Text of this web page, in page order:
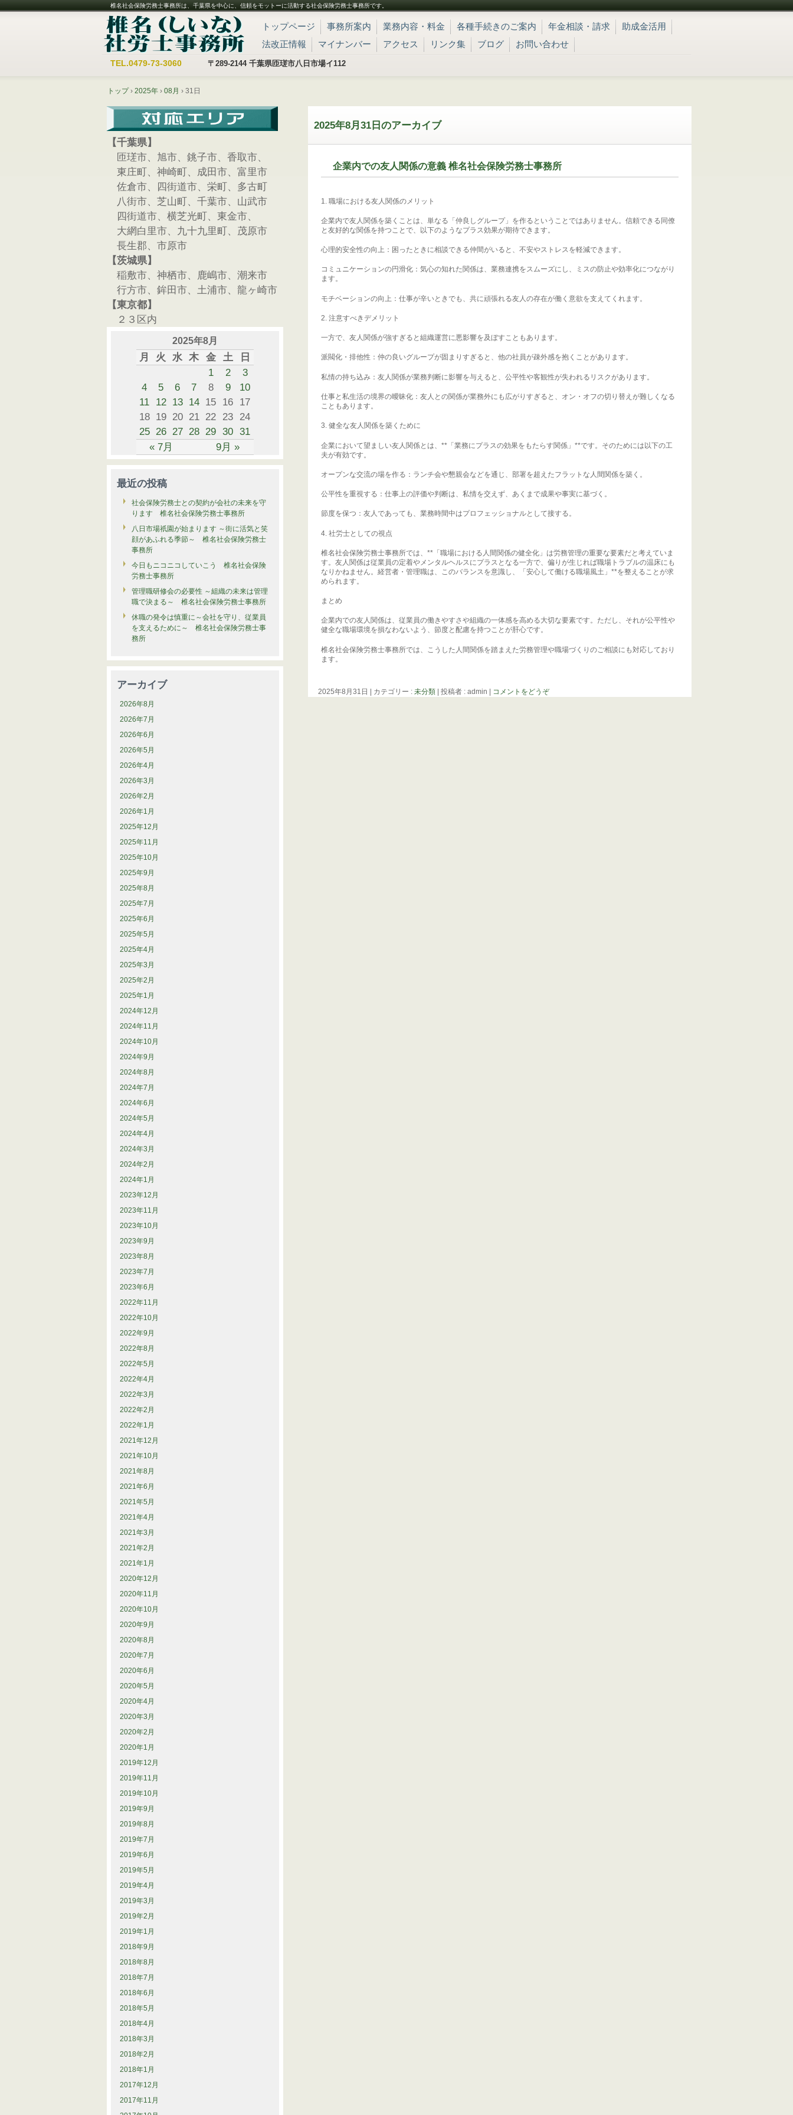
椎名社会保険労務士事務所は、千葉県を中心に、信頼をモットーに活動する社会保険労務士事務所です。
TEL.0479-73-3060 〒289-2144 千葉県匝瑳市八日市場イ112
トップページ 事務所案内 業務内容・料金 各種手続きのご案内 年金相談・請求
助成金活用
法改正情報
マイナンバー アクセス リンク集 ブログ お問い合わせ
トップ › 2025年 › 08月 › 31日
2025年8月31日 のアーカイブ
企業内での友人関係の意義 椎名社会保険労務士事務所
1. 職場における友人関係のメリット
企業内で友人関係を築くことは、単なる「仲良しグループ」を作るということではありません。信頼できる同僚
と友好的な関係を持つことで、以下のようなプラス効果が期待できます。
心理的安全性の向上：困ったときに相談できる仲間がいると、不安やストレスを軽減できます。
コミュニケーションの円滑化：気心の知れた関係は、業務連携をスムーズにし、ミスの防止や効率化につながり
ます。
モチベーションの向上：仕事が辛いときでも、共に頑張れる友人の存在が働く意欲を支えてくれます。
2. 注意すべきデメリット
一方で、友人関係が強すぎると組織運営に悪影響を及ぼすこともあります。
派閥化・排他性：仲の良いグループが固まりすぎると、他の社員が疎外感を抱くことがあります。
私情の持ち込み：友人関係が業務判断に影響を与えると、公平性や客観性が失われるリスクがあります。
仕事と私生活の境界の曖昧化：友人との関係が業務外にも広がりすぎると、オン・オフの切り替えが難しくなる
こともあります。
3. 健全な友人関係を築くために
企業において望ましい友人関係とは、**「業務にプラスの効果をもたらす関係」**です。そのためには以下の工
夫が有効です。
オープンな交流の場を作る：ランチ会や懇親会などを通じ、部署を超えたフラットな人間関係を築く。
公平性を重視する：仕事上の評価や判断は、私情を交えず、あくまで成果や事実に基づく。
節度を保つ：友人であっても、業務時間中はプロフェッショナルとして接する。
4. 社労士としての視点
椎名社会保険労務士事務所では、**「職場における人間関係の健全化」は労務管理の重要な要素だと考えていま
す。友人関係は従業員の定着やメンタルヘルスにプラスとなる一方で、偏りが生じれば職場トラブルの温床にも
なりかねません。経営者・管理職は、このバランスを意識し、「安心して働ける職場風土」**を整えることが求
められます。
まとめ
企業内での友人関係は、従業員の働きやすさや組織の一体感を高める大切な要素です。ただし、それが公平性や
健全な職場環境を損なわないよう、節度と配慮を持つことが肝心です。
椎名社会保険労務士事務所では、こうした人間関係を踏まえた労務管理や職場づくりのご相談にも対応しており
ます。
2025年8月31日 カテゴリー :未分類 |投稿者 : admin コメントをどうぞ
【千葉県】
匝瑳市、旭市、銚子市、香取市、
東庄町、神崎町、成田市、富里市
佐倉市、四街道市、栄町、多古町
八街市、芝山町、千葉市、山武市
四街道市、横芝光町、東金市、
大網白里市、九十九里町、茂原市
長生郡、市原市
【茨城県】
稲敷市、神栖市、鹿嶋市、潮来市
行方市、鉾田市、土浦市、龍ヶ崎市
【東京都】
２３区内
2025年8月
月 火 水 木 金 土 日
« 7月 9月 »
1 2
3
4
5 6 7 8 9
10
11 12 13 14 15 16 17
18 19 20 21 22 23 24
25 26 27 28 29 30 31
最近の投稿
社会保険労務士との契約が会社の未来を守
ります 椎名社会保険労務士事務所
八日市場祇園が始まります ～街に活気と笑
顔があふれる季節～ 椎名社会保険労務士
事務所
今日もニコニコしていこう 椎名社会保険
労務士事務所
管理職研修会の必要性 ～組織の未来は管理
職で決まる～ 椎名社会保険労務士事務所
休職の発令は慎重に～会社を守り、従業員
を支えるために～ 椎名社会保険労務士事
務所
アーカイブ
2026年8月
2026年7月
2026年6月
2026年5月
2026年4月
2026年3月
2026年2月
2026年1月
2025年12月
2025年11月
2025年10月
2025年9月
2025年8月
2025年7月
2025年6月
2025年5月
2025年4月
2025年3月
2025年2月
2025年1月
2024年12月
2024年11月
2024年10月
2024年9月
2024年8月
2024年7月
2024年6月
2024年5月
2024年4月
2024年3月
2024年2月
2024年1月
2023年12月
2023年11月
2023年10月
2023年9月
2023年8月
2023年7月
2023年6月
2022年11月
2022年10月
2022年9月
2022年8月
2022年5月
2022年4月
2022年3月
2022年2月
2022年1月
2021年12月
2021年10月
2021年8月
2021年6月
2021年5月
2021年4月
2021年3月
2021年2月
2021年1月
2020年12月
2020年11月
2020年10月
2020年9月
2020年8月
2020年7月
2020年6月
2020年5月
2020年4月
2020年3月
2020年2月
2020年1月
2019年12月
2019年11月
2019年10月
2019年9月
2019年8月
2019年7月
2019年6月
2019年5月
2019年4月
2019年3月
2019年2月
2019年1月
2018年9月
2018年8月
2018年7月
2018年6月
2018年5月
2018年4月
2018年3月
2018年2月
2018年1月
2017年12月
2017年11月